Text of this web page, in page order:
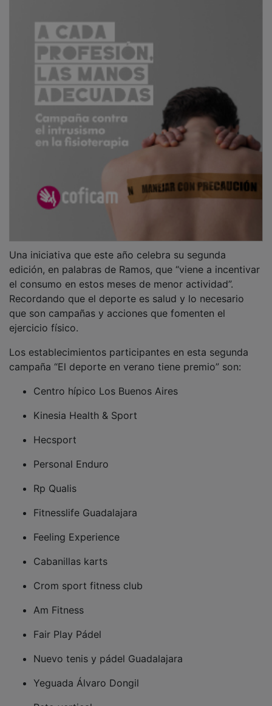
Una iniciativa que este año celebra su segunda
edición, en palabras de Ramos, que “viene a incentivar
el consumo en estos meses de menor actividad”.
Recordando que el deporte es salud y lo necesario
que son campañas y acciones que fomenten el
ejercicio físico.
Los establecimientos participantes en esta segunda
campaña “El deporte en verano tiene premio” son:
Centro hípico Los Buenos Aires
Kinesia Health & Sport
Hecsport
Personal Enduro
Rp Qualis
Fitnesslife Guadalajara
Feeling Experience
Cabanillas karts
Crom sport fitness club
Am Fitness
Fair Play Pádel
Nuevo tenis y pádel Guadalajara
Yeguada Álvaro Dongil
Reto vertical